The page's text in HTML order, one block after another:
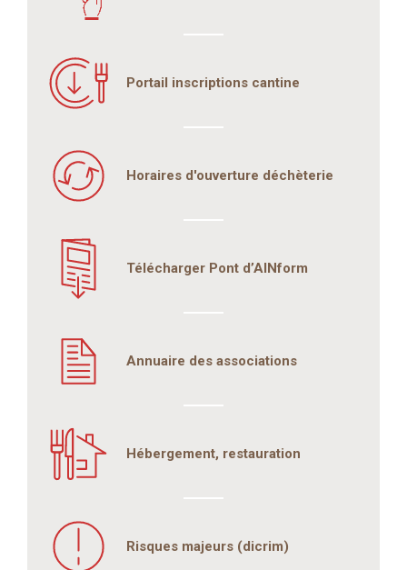
Portail inscriptions cantine
Horaires d'ouverture déchèterie
Télécharger Pont d’AINform
Annuaire des associations
Hébergement, restauration
Risques majeurs (dicrim)